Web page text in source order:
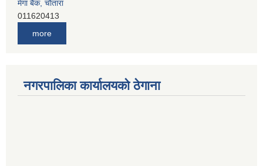
011620413
जनता बैंक, चाैतारा
011403051
सिभिल बैंक, मेलम्ची
more
नगरपालिका कार्यालयको ठेगाना